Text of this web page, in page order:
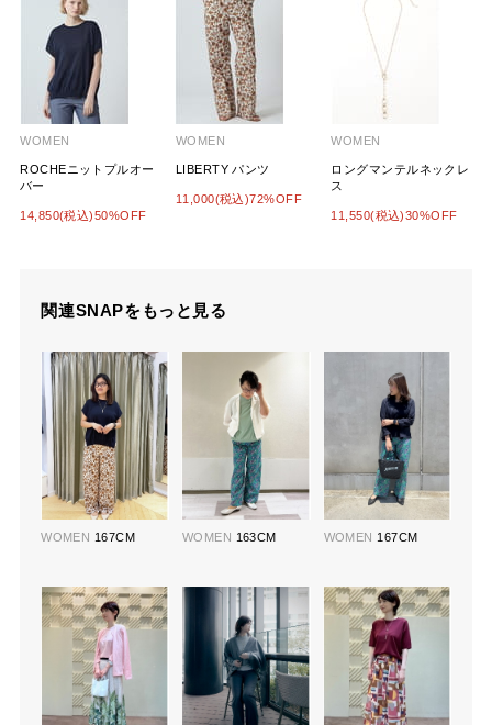
WOMEN
ROCHEニットプルオー
バー
14,850(税込)50%OFF
WOMEN
LIBERTY パンツ
11,000(税込)72%OFF
WOMEN
ロングマンテルネックレ
ス
11,550(税込)30%OFF
関連SNAPをもっと見る
WOMEN 167CM WOMEN 163CM WOMEN 167CM